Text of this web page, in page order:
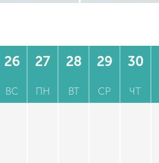
26
ВС
27
ПН
28
ВТ
29
СР
30
ЧТ